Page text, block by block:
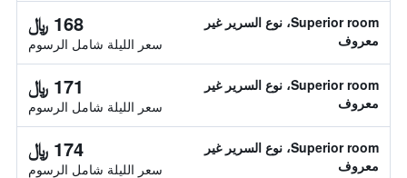
Superior room، نوع السرير غير
معروف
168 ﷼
سعر الليلة شامل الرسوم
Superior room، نوع السرير غير
معروف
171 ﷼
سعر الليلة شامل الرسوم
Superior room، نوع السرير غير
معروف
174 ﷼
سعر الليلة شامل الرسوم